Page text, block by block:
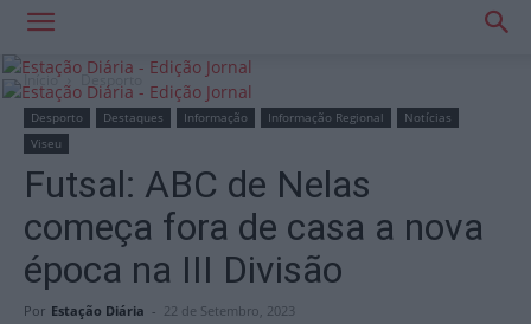
Início Desporto
Desporto Destaques Informação Informação Regional
Notícias
Viseu
Futsal: ABC de Nelas
começa fora de casa a nova
época na III Divisão
Por Estação Diária - 22 de Setembro, 2023